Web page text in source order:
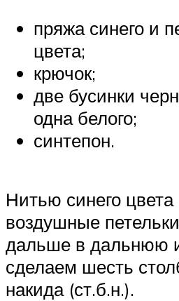
пряжа синего и
цвета;
крючок;
две бусинки
одна белого;
синтепон.
Нитью синего
воздушные
дальше в дальнюю
сделаем шесть
накида (ст.б.н.).